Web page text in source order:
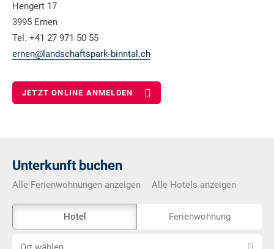
Hengert 17
3995 Ernen
Tel. +41 27 971 50 55
ernen@landschaftspark-binntal.ch
JETZT ONLINE ANMELDEN
Unterkunft buchen
Alle Ferienwohnungen anzeigen Alle Hotels anzeigen
Externe-
Buchungstool
Hotel Ferienwohnung
Ort